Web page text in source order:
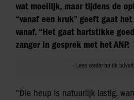
wat moeilijk, maar tijdens de
“vanaf een kruk” geeft gaat
vanaf. “Het gaat hartstikke
zanger in gesprek met het ANP.
“Die heup is natuurlijk lastig,